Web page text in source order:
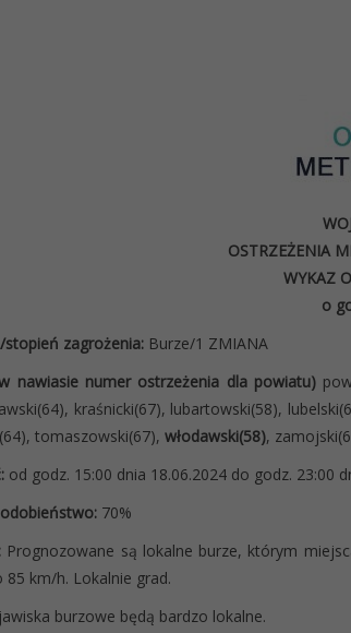
OSTRZEŻENIA
WYKAZ
o
stopień zagrożenia: Burze/1 ZMIANA
nawiasie numer ostrzeżenia dla powiatu)
kraśnicki(67), lubartowski(58),
tomaszowski(67), włodawski(58),
od godz. 15:00 dnia 18.06.2024 do godz. 23:00
70%
Prognozowane są lokalne burze, którym
85 km/h. Lokalnie grad.
burzowe będą bardzo lokalne.